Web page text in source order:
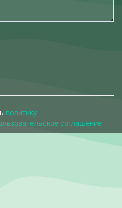
политику
соглашение